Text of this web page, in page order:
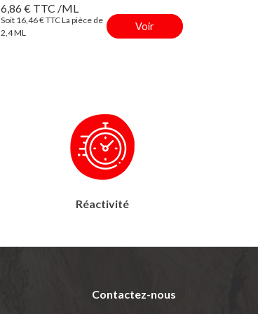
6,86 € TTC /ML
Soit 16,46 € TTC La pièce de
2,4 ML
Voir
Réactivité
Contactez-nous